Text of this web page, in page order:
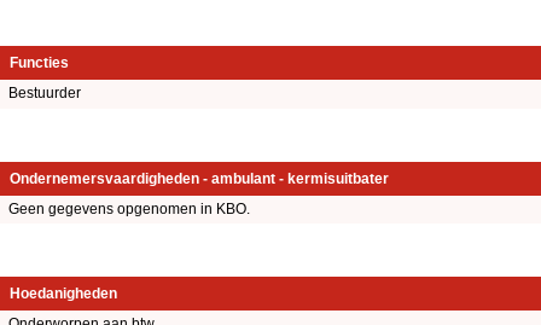
Functies
Bestuurder
Ondernemersvaardigheden - ambulant - kermisuitbater
Geen gegevens opgenomen in KBO.
Hoedanigheden